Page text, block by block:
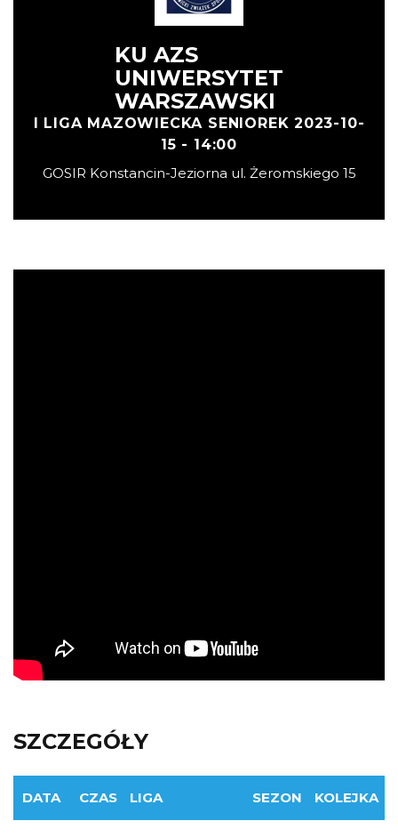
KU AZS
UNIWERSYTET
WARSZAWSKI
I LIGA MAZOWIECKA SENIOREK 2023-10-
15 - 14:00
GOSIR Konstancin-Jeziorna ul. Żeromskiego 15
SZCZEGÓŁY
DATA CZAS LIGA SEZON KOLEJKA